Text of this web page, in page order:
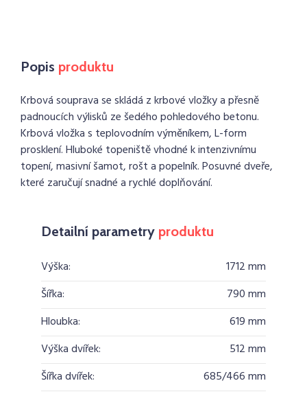
Popis produktu
Krbová souprava se skládá z krbové vložky a přesně
padnoucích výlisků ze šedého pohledového betonu.
Krbová vložka s teplovodním výměníkem, L-form
prosklení. Hluboké topeniště vhodné k intenzivnímu
topení, masivní šamot, rošt a popelník. Posuvné dveře,
které zaručují snadné a rychlé doplňování.
Detailní parametry produktu
Výška:
1712 mm
Šířka:
790 mm
Hloubka:
619 mm
Výška dvířek:
512 mm
Šířka dvířek:
685/466 mm